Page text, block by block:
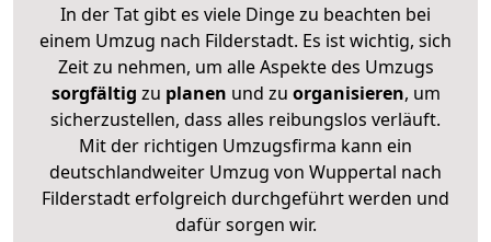
In der Tat gibt es viele Dinge zu beachten bei
einem Umzug nach Filderstadt. Es ist wichtig, sich
Zeit zu nehmen, um alle Aspekte des Umzugs
sorgfältig zu planen und zu organisieren, um
sicherzustellen, dass alles reibungslos verläuft.
Mit der richtigen Umzugsfirma kann ein
deutschlandweiter Umzug von Wuppertal nach
Filderstadt erfolgreich durchgeführt werden und
dafür sorgen wir.